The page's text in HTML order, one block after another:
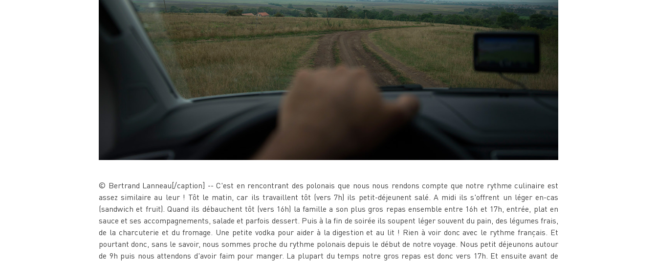
© Bertrand Lanneau[/caption] -- C'est en rencontrant des polonais que nous nous rendons compte que notre rythme culinaire est
assez similaire au leur ! Tôt le matin, car ils travaillent tôt (vers 7h) ils petit-déjeunent salé. A midi ils s'offrent un léger en-cas
(sandwich et fruit). Quand ils débauchent tôt (vers 16h) la famille a son plus gros repas ensemble entre 16h et 17h, entrée, plat en
sauce et ses accompagnements, salade et parfois dessert. Puis à la fin de soirée ils soupent léger souvent du pain, des légumes frais,
de la charcuterie et du fromage. Une petite vodka pour aider à la digestion et au lit ! Rien à voir donc avec le rythme français. Et
pourtant donc, sans le savoir, nous sommes proche du rythme polonais depuis le début de notre voyage. Nous petit déjeunons autour
de 9h puis nous attendons d'avoir faim pour manger. La plupart du temps notre gros repas est donc vers 17h. Et ensuite avant de